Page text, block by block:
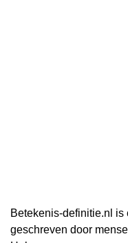
Betekenis-definitie.nl
geschreven door